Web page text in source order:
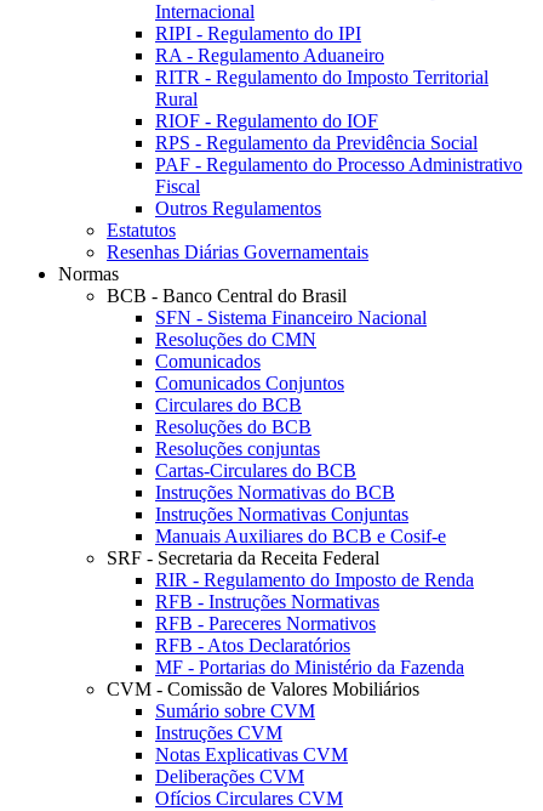
Internacional
RIPI - Regulamento do IPI
RA - Regulamento Aduaneiro
RITR - Regulamento do Imposto Territorial
Rural
RIOF - Regulamento do IOF
RPS - Regulamento da Previdência Social
PAF - Regulamento do Processo Administrativo
Fiscal
Outros Regulamentos
Estatutos
Resenhas Diárias Governamentais
Normas
BCB - Banco Central do Brasil
SFN - Sistema Financeiro Nacional
Resoluções do CMN
Comunicados
Comunicados Conjuntos
Circulares do BCB
Resoluções do BCB
Resoluções conjuntas
Cartas-Circulares do BCB
Instruções Normativas do BCB
Instruções Normativas Conjuntas
Manuais Auxiliares do BCB e Cosif-e
SRF - Secretaria da Receita Federal
RIR - Regulamento do Imposto de Renda
RFB - Instruções Normativas
RFB - Pareceres Normativos
RFB - Atos Declaratórios
MF - Portarias do Ministério da Fazenda
CVM - Comissão de Valores Mobiliários
Sumário sobre CVM
Instruções CVM
Notas Explicativas CVM
Deliberações CVM
Ofícios Circulares CVM